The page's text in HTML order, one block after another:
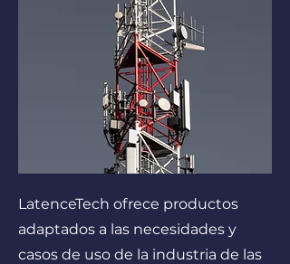
LatenceTech ofrece productos
adaptados a las necesidades y
casos de uso de la industria de las